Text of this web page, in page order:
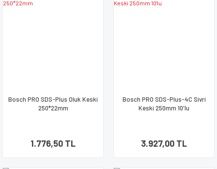
Bosch PRO SDS-Plus Oluk Keski
250*22mm
1.776,50 TL
Bosch PRO SDS-Plus-4C Sivri
Keski 250mm 10'lu
3.927,00 TL